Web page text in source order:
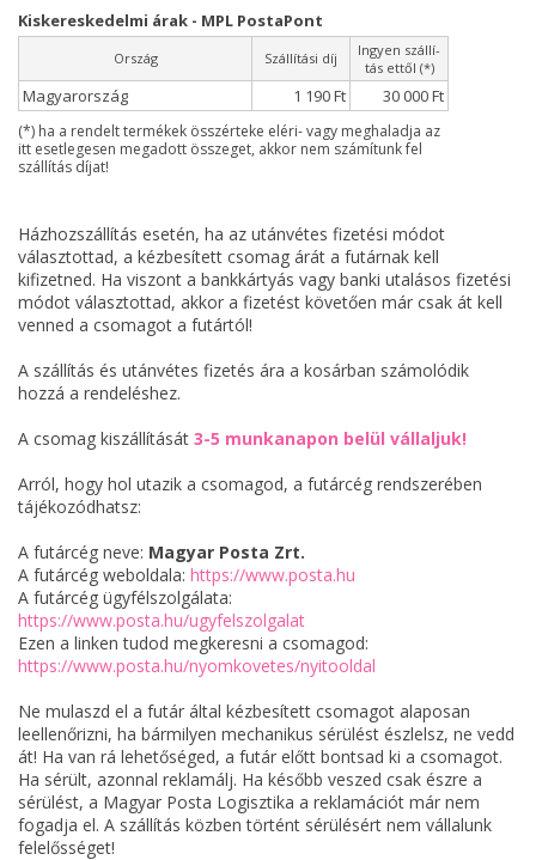
Kiskereskedelmi árak - MPL PostaPont
Ország Szállítási díj
Ingyen szállí­
tás ettől (*)
Magyarország 1 190 Ft 30 000 Ft
(*) ha a rendelt termékek összérteke eléri- vagy meghaladja az
itt esetlegesen megadott összeget, akkor nem számítunk fel
szállítás díjat!
Házhozszállítás esetén, ha az utánvétes fizetési módot
választottad, a kézbesített csomag árát a futárnak kell
kifizetned. Ha viszont a bankkártyás vagy banki utalásos fizetési
módot választottad, akkor a fizetést követően már csak át kell
venned a csomagot a futártól!
A szállítás és utánvétes fizetés ára a kosárban számolódik
hozzá a rendeléshez.
A csomag kiszállítását 3-5 munkanapon belül vállaljuk!
Arról, hogy hol utazik a csomagod, a futárcég rendszerében
tájékozódhatsz:
A futárcég neve: Magyar Posta Zrt.
A futárcég weboldala: https://www.posta.hu
A futárcég ügyfélszolgálata:
https://www.posta.hu/ugyfelszolgalat
Ezen a linken tudod megkeresni a csomagod:
https://www.posta.hu/nyomkovetes/nyitooldal
Ne mulaszd el a futár által kézbesített csomagot alaposan
leellenőrizni, ha bármilyen mechanikus sérülést észlelsz, ne vedd
át! Ha van rá lehetőséged, a futár előtt bontsad ki a csomagot.
Ha sérült, azonnal reklamálj. Ha később veszed csak észre a
sérülést, a Magyar Posta Logisztika a reklamációt már nem
fogadja el. A szállítás közben történt sérülésért nem vállalunk
felelősséget!